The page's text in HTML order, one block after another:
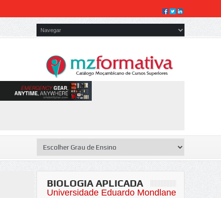
BIOLOGIA APLICADA
Universidade Eduardo Mondlane